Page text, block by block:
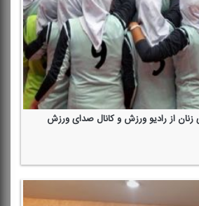
از رادیو ورزش و كانال صدای ورزش